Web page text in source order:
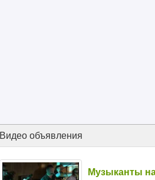
Видео объявления
Музыканты